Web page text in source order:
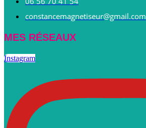
constancemagnetiseur@gmail.com
MES RÉSEAUX
Instagram